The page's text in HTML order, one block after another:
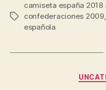
Etiquetas
camiseta españa 2018
confederaciones 2009
española